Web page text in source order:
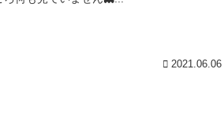
2021.06.06